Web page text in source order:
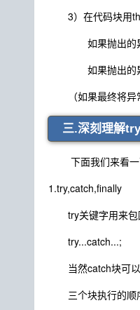
3）在代码块用
如果抛出的异常
如果抛出的异常
（如果最终将异常
三.深刻理
下面我们来看一
1.try,catch,finally
try关键字用来包围
try...catch...;
当然catch块可以
三个块执行的顺